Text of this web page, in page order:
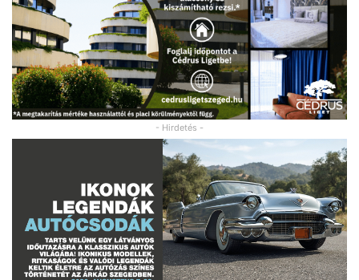
- Hirdetés -